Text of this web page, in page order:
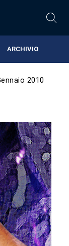
ARCHIVIO
2010